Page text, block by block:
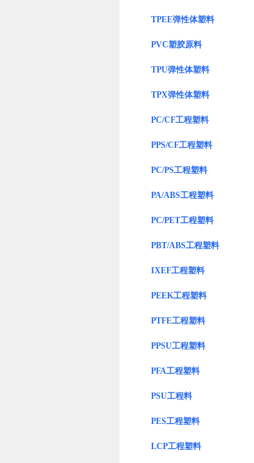
TPEE弹性体塑料
PVC塑胶原料
TPU弹性体塑料
TPX弹性体塑料
PC/CF工程塑料
PPS/CF工程塑料
PC/PS工程塑料
PA/ABS工程塑料
PC/PET工程塑料
PBT/ABS工程塑料
IXEF工程塑料
PEEK工程塑料
PTFE工程塑料
PPSU工程塑料
PFA工程塑料
PSU工程料
PES工程塑料
LCP工程塑料